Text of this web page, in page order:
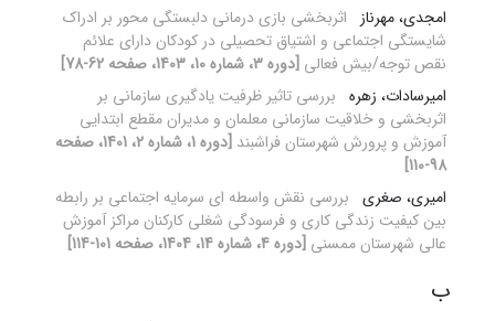
امجدی، مهرناز
اثربخشی بازی درمانی دلبستگی محور بر ادراک
شایستگی اجتماعی و اشتیاق تحصیلی در کودکان دارای علائم
نقص توجه/بیش ‏فعالی [دوره 3، شماره 10، 1403، صفحه 62-78]
امیرسادات، زهره بررسی تاثیر ظرفیت یادگیری سازمانی بر
اثربخشی و خلاقیت سازمانی معلمان و مدیران مقطع ابتدایی
آموزش و پرورش شهرستان فراشبند
[دوره 1، شماره 2، 1401، صفحه
98-110]
امیری، صغری بررسی نقش واسطه ای سرمایه اجتماعی بر رابطه
بین کیفیت زندگی کاری و فرسودگی شغلی کارکنان مراکز آموزش
عالی شهرستان ممسنی [دوره 4، شماره 14، 1404، صفحه 101-114]
ب